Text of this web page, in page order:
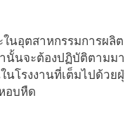
นอุตสาหกรรมการผลิ
นั้นจะต้องปฏิบัติตาม
โรงงานที่เต็มไปด้ว
อบหืด